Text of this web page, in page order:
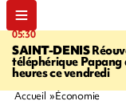
05:30
SAINT-DENIS
téléphérique Papang
heures ce vendredi
Accueil Économie